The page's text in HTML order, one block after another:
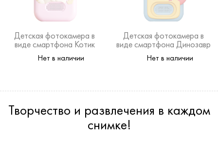
Детская фотокамера в
виде смартфона Котик
Нет в наличии
Детская фотокамера в
виде смартфона Динозавр
Нет в наличии
Творчество и развлечения в каждом
снимке!